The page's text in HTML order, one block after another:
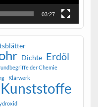
03:27
Dichte Erdöl
der Chemie
Klärwerk
Kunststoffe